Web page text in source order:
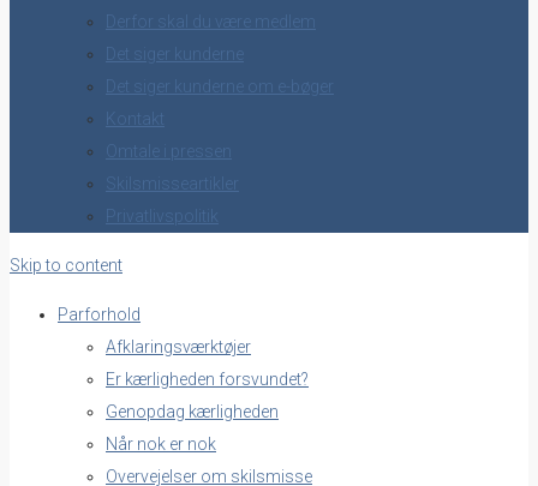
Derfor skal du være medlem
Det siger kunderne
Det siger kunderne om e-bøger
Kontakt
Omtale i pressen
Skilsmisseartikler
Privatlivspolitik
Skip to content
Parforhold
Afklaringsværktøjer
Er kærligheden forsvundet?
Genopdag kærligheden
Når nok er nok
Overvejelser om skilsmisse